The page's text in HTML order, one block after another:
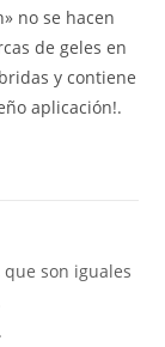
no se hacen
de geles en
y contiene
aplicación!.
son iguales